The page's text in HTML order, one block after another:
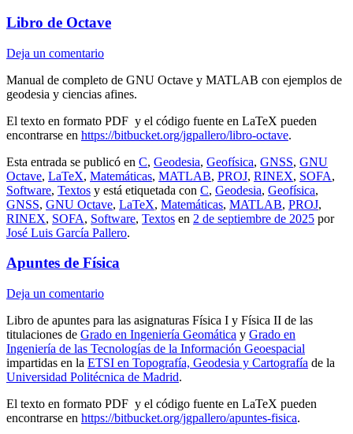
Libro de Octave
Deja un comentario
Manual de completo de GNU Octave y MATLAB con ejemplos de
geodesia y ciencias afines.
El texto en formato PDF y el código fuente en LaTeX pueden
encontrarse en https://bitbucket.org/jgpallero/libro-octave.
Esta entrada se publicó en C, Geodesia, Geofísica, GNSS, GNU
Octave, LaTeX, Matemáticas, MATLAB, PROJ, RINEX, SOFA,
Software, Textos y está etiquetada con C, Geodesia, Geofísica,
GNSS, GNU Octave, LaTeX, Matemáticas, MATLAB, PROJ,
RINEX, SOFA, Software, Textos en 2 de septiembre de 2025 por
José Luis García Pallero.
Apuntes de Física
Deja un comentario
Libro de apuntes para las asignaturas Física I y Física II de las
titulaciones de Grado en Ingeniería Geomática y Grado en
Ingeniería de las Tecnologías de la Información Geoespacial
impartidas en la ETSI en Topografía, Geodesia y Cartografía de la
Universidad Politécnica de Madrid.
El texto en formato PDF y el código fuente en LaTeX pueden
encontrarse en https://bitbucket.org/jgpallero/apuntes-fisica.